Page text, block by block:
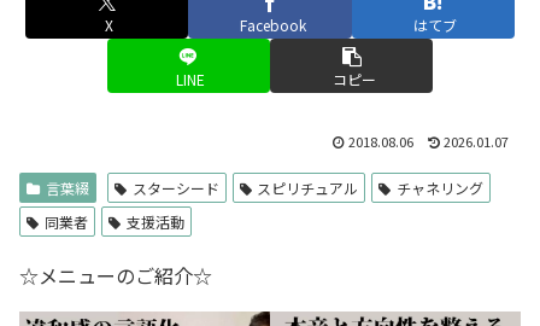
X Facebook はてブ
LINE コピー
2018.08.06 2026.01.07
言葉綴 スターシード スピリチュアル
チャネリング
同業者
支援活動
☆メニューのご紹介☆